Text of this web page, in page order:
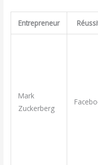
Entrepreneur
Mark
Zuckerberg